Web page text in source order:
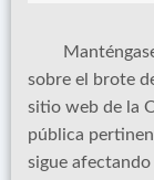
sobre el brote
sitio web de la
pública
sigue